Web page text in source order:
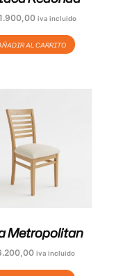
iva incluido
AL CARRITO
Metropolitan
iva incluido